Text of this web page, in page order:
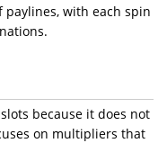
paylines, with each spin
because it does not
on multipliers that